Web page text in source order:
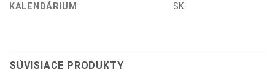
KALENDÁRIUM SK
SÚVISIACE PRODUKTY